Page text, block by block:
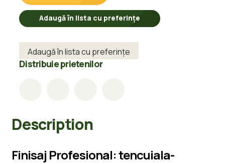
IPSOS
25KG
quantity
Adaugă în lista cu preferințe
Adaugă în lista cu preferințe
Distribuie prietenilor
Description
Finisaj Profesional: tencuiala-